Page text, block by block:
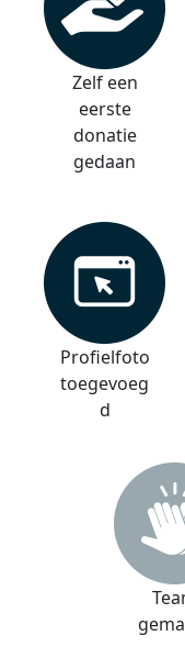
Zelf een
eerste
donatie
gedaan
Profielfoto
toegevoeg
d